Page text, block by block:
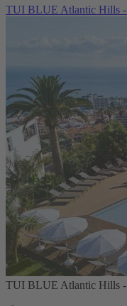
TUI BLUE Atlantic Hills
TUI BLUE Atlantic Hills